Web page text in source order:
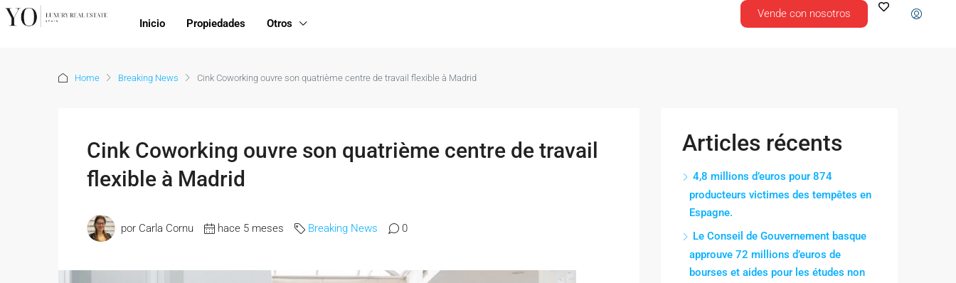
Inicio Propiedades Otros
Vende con nosotros
Home Breaking News Cink Coworking ouvre son quatrième centre de travail flexible à Madrid
Cink Coworking ouvre son quatrième centre de travail
flexible à Madrid
por Carla Cornu hace 5 meses Breaking News 0
Articles récents
4,8 millions d’euros pour 874
producteurs victimes des tempêtes en
Espagne.
Le Conseil de Gouvernement basque
approuve 72 millions d’euros de
bourses et aides pour les études non